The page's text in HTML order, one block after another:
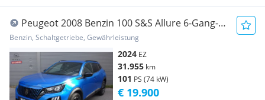
Peugeot 2008 Benzin 100 S&S Allure 6-Gang-
Manuell
Benzin, Schaltgetriebe, Gewährleistung
2024 EZ
31.955 km
101 PS (74 kW)
€ 19.900